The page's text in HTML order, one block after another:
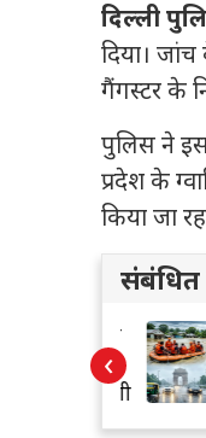
दिल्ली
दिया।
गैंगस्टर के
पुलिस ने इस
प्रदेश के
किया जा
को देनी होगी
‹